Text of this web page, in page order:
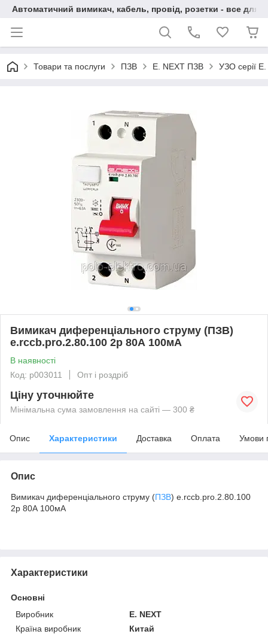
Автоматичний вимикач, кабель, провід, розетки - все для
Товари та послуги ПЗВ E. NEXT ПЗВ УЗО серії
Вимикач диференціального струму (ПЗВ)
e.rccb.pro.2.80.100 2р 80А 100мА
В наявності
Код: p003011
Опт і роздріб
Ціну уточнюйте
Мінімальна сума замовлення на сайті — 300 ₴
Опис Характеристики Доставка Оплата Умови
Опис
Вимикач диференціального струму (ПЗВ) e.rccb.pro.2.80.100
2р 80А 100мА
Характеристики
Основні
Виробник
E. NEXT
Країна виробник
Китай